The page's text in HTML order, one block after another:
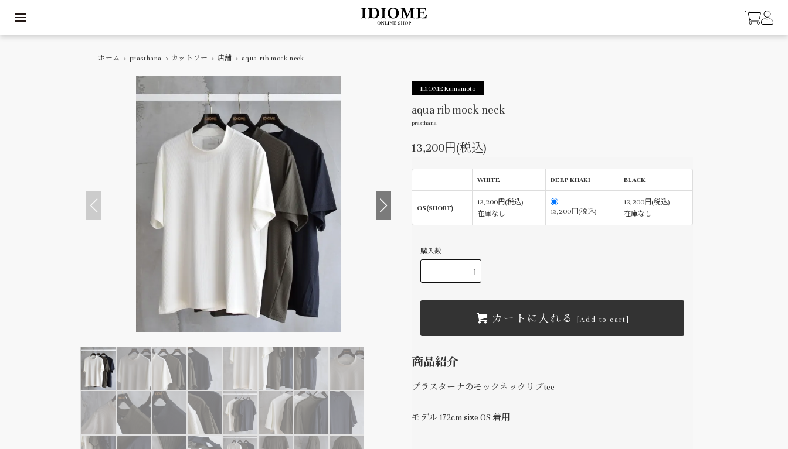
ホーム > prasthana > カットソー > 店舗 > aqua rib mock neck
IDIOME Kumamoto
aqua rib mock neck
prasthana
13,200円(税込)
WHITE DEEP KHAKI BLACK
OS(SHORT)
13,200円(税込)
在庫なし
13,200円(税込)
13,200円(税込)
在庫なし
購入数
カートに入れる [Add to cart]
商品紹介
プラスターナのモックネックリブtee
モデル 172cm size OS 着用